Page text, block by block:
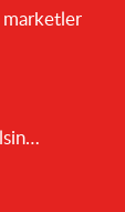
marketler
Gelsin…